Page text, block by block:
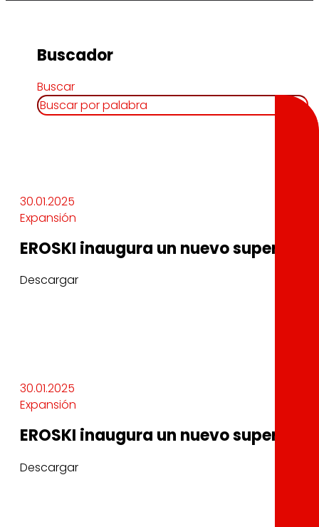
Buscador
Buscar
30.01.2025
Expansión
EROSKI inaugura un nuevo
Descargar
30.01.2025
Expansión
EROSKI inaugura un nuevo
Descargar